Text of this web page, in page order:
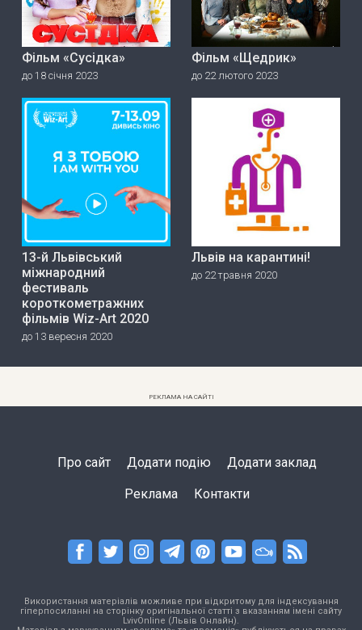
Фільм «Сусідка»
до 18 січня 2023
Фільм «Щедрик»
до 22 лютого 2023
13-й Львівський
міжнародний
фестиваль
короткометражних
фільмів Wiz-Art 2020
до 13 вересня 2020
Львів на карантині!
до 22 травня 2020
РЕКЛАМА НА САЙТІ
Про сайт Додати подію Додати заклад
Реклама Контакти
Використання матеріалів можливе при відкритому для індексування
гіперпосиланні на сторінку оригінальної статті з вказанням імені сайту
LvivOnline (Львів Онлайн).